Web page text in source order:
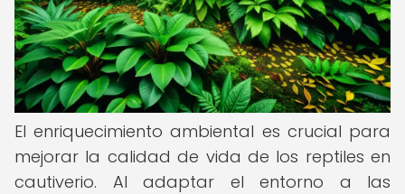
El enriquecimiento ambiental es crucial para
mejorar la calidad de vida de los reptiles en
cautiverio. Al adaptar el entorno a las